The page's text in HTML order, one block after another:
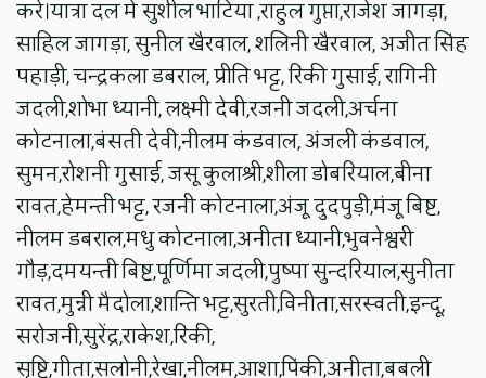
करे।यात्रा दल मे सुशील भाटिया ,राहुल गुप्ता,राजेश जागड़ा,
साहिल जागड़ा, सुनील खैरवाल, शलिनी खैरवाल, अजीत सिंह
पहाड़ी, चन्द्रकला डबराल, प्रीति भट्ट, रिंकी गुसाई, रागिनी
जदली,शोभा ध्यानी, लक्ष्मी देवी,रजनी जदली,अर्चना
कोटनाला,बंसती देवी,नीलम कंडवाल, अंजली कंडवाल,
सुमन,रोशनी गुसाई, जसू कुलाश्री,शीला डोबरियाल,बीना
रावत,हेमन्ती भट्ट, रजनी कोटनाला,अंजू दुदपुड़ी,मंजू बिष्ट,
नीलम डबराल,मधु कोटनाला,अनीता ध्यानी,भुवनेश्वरी
गौड़,दमयन्ती बिष्ट,पूर्णिमा जदली,पुष्पा सुन्दरियाल,सुनीता
रावत,मुन्नी मैदोला,शान्ति भट्ट,सुरती,विनीता,सरस्वती,इन्दू,
सरोजनी,सुरेंद्र,राकेश,रिंकी,
सृष्टि,गीता,सलोनी,रेखा,नीलम,आशा,पिंकी,अनीता,बबली